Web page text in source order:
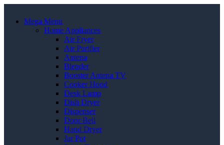
Mega Menu
Home Appliances
Air Fryer
Air Purifier
Antena
Blender
Booster Antena TV
Cooker Hood
Desk Lamp
Dish Dryer
Dispenser
Door Bell
Hand Dryer
Jar Pot